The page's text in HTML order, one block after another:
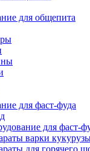
для общепита
для фаст-фуда
для фаст-
варки
для горячего